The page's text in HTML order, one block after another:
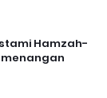
Hamzah-